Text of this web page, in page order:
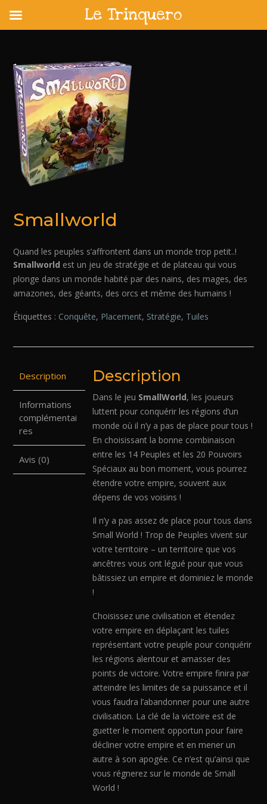
Smallworld
Quand les peuples s’affrontent dans un monde trop petit..!
Smallworld est un jeu de stratégie et de plateau qui vous
plonge dans un monde habité par des nains, des mages, des
amazones, des géants, des orcs et même des humains !
Étiquettes : Conquête, Placement, Stratégie, Tuiles
Description
Informations
complémentai
res
Avis (0)
Description
Dans le jeu SmallWorld, les joueurs
luttent pour conquérir les régions d’un
monde où il n’y a pas de place pour tous !
En choisissant la bonne combinaison
entre les 14 Peuples et les 20 Pouvoirs
Spéciaux au bon moment, vous pourrez
étendre votre empire, souvent aux
dépens de vos voisins !
Il n’y a pas assez de place pour tous dans
Small World ! Trop de Peuples vivent sur
votre territoire – un territoire que vos
ancêtres vous ont légué pour que vous
bâtissiez un empire et dominiez le monde
!
Choisissez une civilisation et étendez
votre empire en déplaçant les tuiles
représentant votre peuple pour conquérir
les régions alentour et amasser des
points de victoire. Votre empire finira par
atteindre les limites de sa puissance et il
vous faudra l’abandonner pour une autre
civilisation. La clé de la victoire est de
guetter le moment opportun pour faire
décliner votre empire et en mener un
autre à son apogée. Ce n’est qu’ainsi que
vous régnerez sur le monde de Small
World !
Le Trinquero